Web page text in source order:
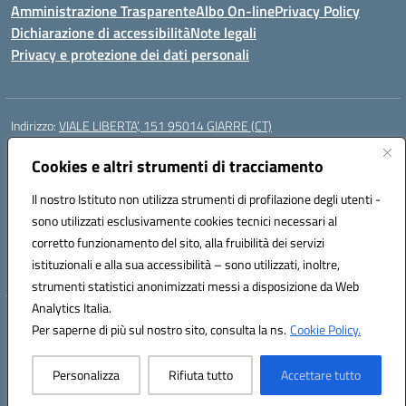
Cookies e altri strumenti di tracciamento
Il nostro Istituto non utilizza strumenti di profilazione degli utenti -
sono utilizzati esclusivamente cookies tecnici necessari al
corretto funzionamento del sito, alla fruibilità dei servizi
istituzionali e alla sua accessibilità – sono utilizzati, inoltre,
strumenti statistici anonimizzati messi a disposizione da Web
Analytics Italia.
Per saperne di più sul nostro sito, consulta la ns.Cookie Policy.
Personalizza Rifiuta tutto Accettare tutto
Amministrazione TrasparenteAlbo On-linePrivacy Policy
Dichiarazione di accessibilitàNote legali
Privacy e protezione dei dati personali
Indirizzo:VIALE LIBERTA’, 151 95014 GIARRE (CT)
Centralino:0955864506 Email:ctmm151004@istruzione.it
Posta elettronica certificata (PEC):ctmm151004@pec.istruzione.it
Codice fiscale: 92032760875
Codice meccanografico:CTMM151004
Codice Indice delle Pubbliche Amministrazioni (IPA): cpiacd
Codice unico di fatturazione (CUF): UF783Q
Hosting & Powered by 3D Solution S.r.l.
Concept & Design by Designers Italia